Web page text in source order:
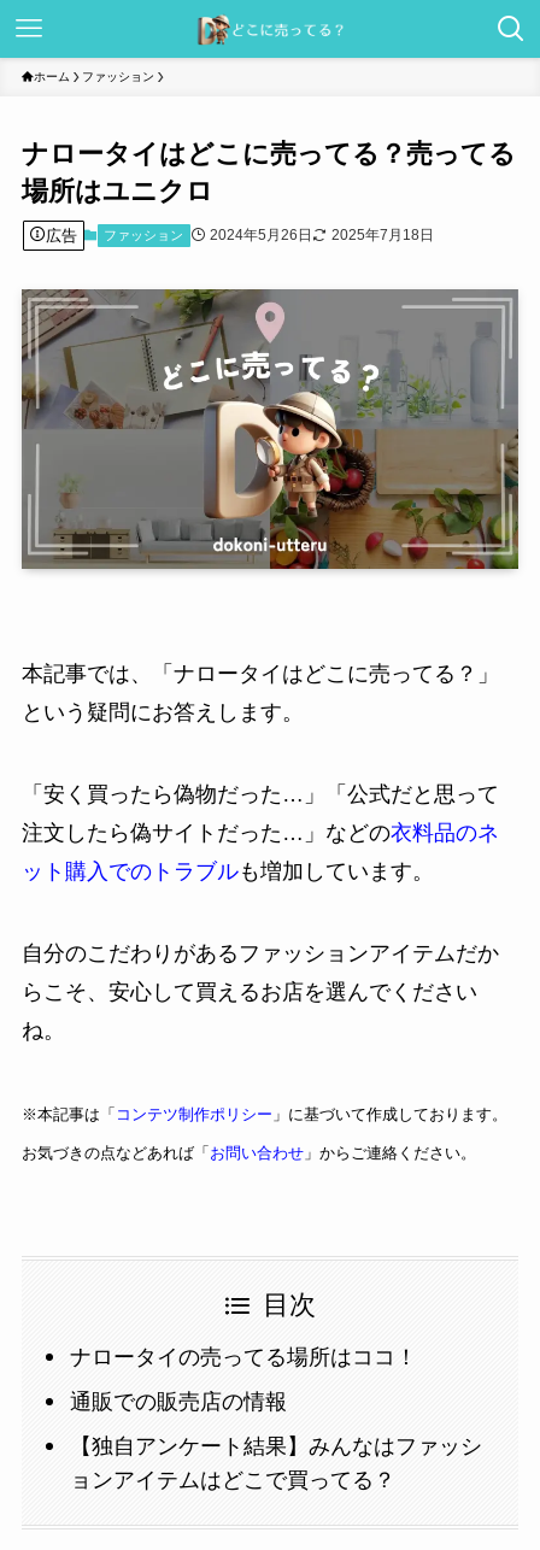
ホーム ファッション
ナロータイはどこに売ってる？売ってる
場所はユニクロ
広告 ファッション 2024年5月26日 2025年7月18日
本記事では、「ナロータイはどこに売ってる？」
という疑問にお答えします。
「安く買ったら偽物だった…」「公式だと思って
注文したら偽サイトだった…」などの衣料品のネ
ット購入でのトラブルも増加しています。
自分のこだわりがあるファッションアイテムだか
らこそ、安心して買えるお店を選んでください
ね。
※本記事は「 コンテツ制作ポリシー 」に基づいて作成しております。
お気づきの点などあれば「お問い合わせ」からご連絡ください。
目次
ナロータイの売ってる場所はココ！
通販での販売店の情報
【独自アンケート結果】みんなはファッシ
ョンアイテムはどこで買ってる？